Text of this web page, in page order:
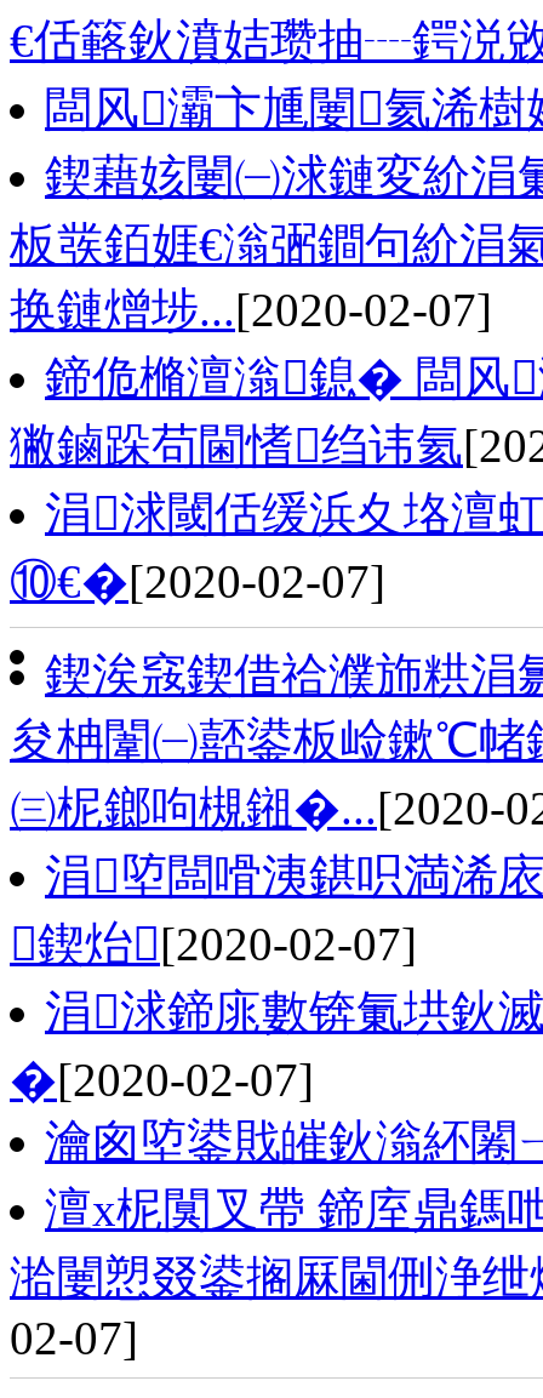
€佸簵鈥濆姞瓒抽┈鍔涚
闆风灞卞尰闄氦浠
鍥藉姟闄㈠浗鏈変紒
板彂銆娾€滃弻鐧句紒涓
换鏈熷埗...[2020-02-07]
鍗佹樇澶滃鎴� 闆风
獙鏀跺苟閫愭绉讳氦
涓浗閾佸缓浜夊垎澶
⑩€�[2020-02-07]
鍥涘窛鍥借祫濮斾粠涓
夋柟闈㈠嚭鍙板崄鏉℃帾
㈢柅鎯呴槻鎺�...[2020-
涓埅闆嗗洟鍖呮満浠
鍥炲[2020-02-07]
涓浗鍗庣數锛氭垬鈥
�[2020-02-07]
瀹囪埅鍙戝皠鈥滃紑闂
澶х柅闃叉帶 鍗庢鼎鎷
湁闄愬叕鍙搁厤閫侀浄
02-07]